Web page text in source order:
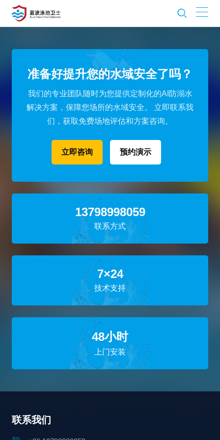
准备好提升您的水域安全了吗？
我们的专业团队随时为您提供定制化的AI防溺水
解决方案，保障您场所的水域安全。
立即联系我
们，获取免费场地评估和方案咨询。
立即咨询 预约演示
13798998059
联系方式
7×24
技术支持
48小时
上门安装
联系我们